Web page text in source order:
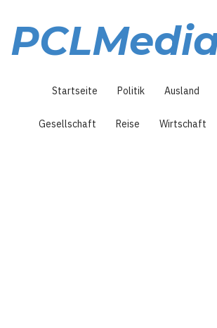
Inhalt
Startseite Politik Ausland
Gesellschaft Reise Wirtschaft